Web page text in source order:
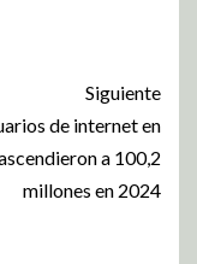
Siguiente
de internet en
a 100,2
millones en 2024